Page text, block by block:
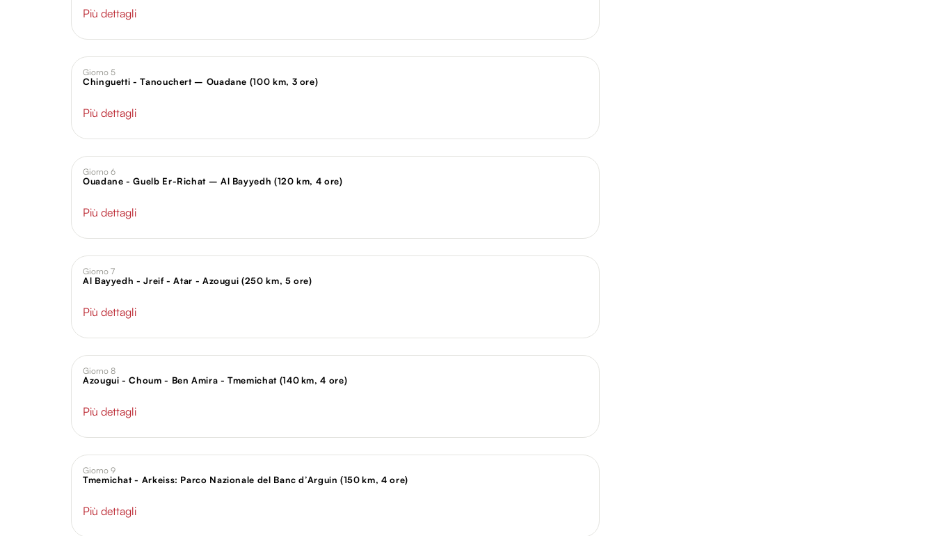
Più dettagli
Giorno 5
Chinguetti - Tanouchert – Ouadane (100 km, 3 ore)
Più dettagli
Giorno 6
Ouadane - Guelb Er-Richat – Al Bayyedh (120 km, 4 ore)
Più dettagli
Giorno 7
Al Bayyedh - Jreif - Atar - Azougui (250 km, 5 ore)
Più dettagli
Giorno 8
Azougui - Choum - Ben Amira - Tmemichat (140 km, 4 ore)
Più dettagli
Giorno 9
Tmemichat - Arkeiss: Parco Nazionale del Banc d’Arguin (150 km, 4 ore)
Più dettagli